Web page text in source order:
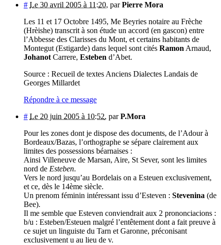
# Le 30 avril 2005 à 11:20, parPierre Mora
Les 11 et 17 Octobre 1495, Me Beyries notaire au Frèche
(Hrèishe) transcrit à son étude un accord (en gascon) entre
l’Abbesse des Clarisses du Mont, et certains habitants de
Montegut (Estigarde) dans lequel sont cités Ramon Arnaud,
Johanot Carrere, Esteben d’Abet.
Source : Recueil de textes Anciens Dialectes Landais de
Georges Millardet
Répondre à ce message
# Le 20 juin 2005 à 10:52, parP.Mora
Pour les zones dont je dispose des documents, de l’Adour à
Bordeaux/Bazas, l’orthographe se sépare clairement aux
limites des possessions béarnaises :
Ainsi Villeneuve de Marsan, Aire, St Sever, sont les limites
nord de Esteben.
Vers le nord jusqu’au Bordelais on a Esteuen exclusivement,
et ce, dès le 14ème siècle.
Un prenom féminin intéressant issu d’Esteven : Stevenina (de
Bee).
Il me semble que Esteven conviendrait aux 2 prononciacions :
b/u : Esteben/Esteuen malgré l’entêtement dont a fait preuve à
ce sujet un linguiste du Tarn et Garonne, préconisant
exclusivement u au lieu de v.